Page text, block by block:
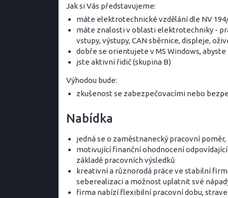
Jak si Vás představujeme:
máte elektrotechnické vzdělání dle NV
máte znalosti v oblasti elektrotechniky -
vstupy, výstupy, CAN sběrnice, displeje,
dobře se orientujete v MS Windows,
jste aktivní řidič (skupina B)
Výhodou bude:
zkušenost se zabezpečovacími nebo
Nabídka
jedná se o zaměstnanecký pracovní
motivující finanční ohodnocení
základě pracovních výsledků
kreativní a různorodá práce ve stabilní
seberealizaci a možnost uplatnit své
firma nabízí flexibilní pracovní dobu,